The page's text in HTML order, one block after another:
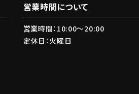
営業時間について
営業時間：10:00〜20:00
定休日：火曜日